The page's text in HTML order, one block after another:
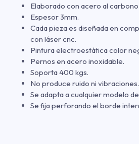
Elaborado con acero al carbono.
Espesor 3mm.
Cada pieza es diseñada en
con láser cnc.
Pintura electroestática color
Pernos en acero inoxidable.
Soporta 400 kgs.
No produce ruido ni vibraciones.
Se adapta a cualquier modelo
Se fija perforando el borde